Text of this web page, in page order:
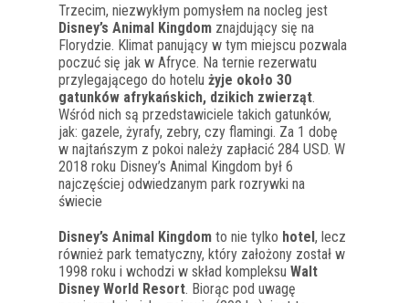
Trzecim, niezwykłym pomysłem na nocleg jest
Disney’s Animal Kingdom znajdujący się na
Florydzie. Klimat panujący w tym miejscu pozwala
poczuć się jak w Afryce. Na ternie rezerwatu
przylegającego do hotelu żyje około 30
gatunków afrykańskich, dzikich zwierząt.
Wśród nich są przedstawiciele takich gatunków,
jak: gazele, żyrafy, zebry, czy flamingi. Za 1 dobę
w najtańszym z pokoi należy zapłacić 284 USD. W
2018 roku Disney’s Animal Kingdom był 6
najczęściej odwiedzanym park rozrywki na
świecie
Disney’s Animal Kingdom to nie tylko hotel, lecz
również park tematyczny, który założony został w
1998 roku i wchodzi w skład kompleksu Walt
Disney World Resort. Biorąc pod uwagę